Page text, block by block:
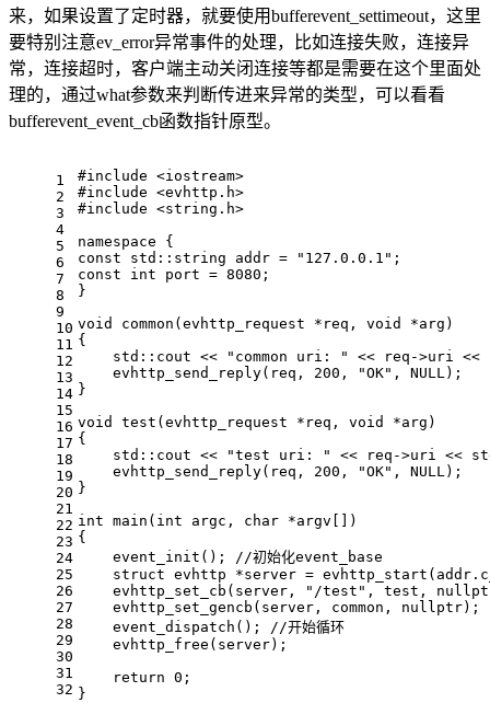
来，如果设置了定时器，就要使用bufferevent_settimeout，这里
要特别注意ev_error异常事件的处理，比如连接失败，连接异
常，连接超时，客户端主动关闭连接等都是需要在这个里面处
理的，通过what参数来判断传进来异常的类型，可以看看
bufferevent_event_cb函数指针原型。
1
2
3
4
5
6
7
8
9
10
11
12
13
14
15
16
17
18
19
20
21
22
23
24
25
26
27
28
29
30
31
32
#include <iostream>
#include <evhttp.h>
#include <string.h>
namespace {
const std::string addr = "127.0.0.1" ;
const
int port = 8080 ;
}
void
common (evhttp_request *req, void
*arg)
{
    std::cout <<
"common uri: "
<< req->uri
evhttp_send_reply(req, 200 , "OK" , NULL );
}
void
test (evhttp_request *req, void
*arg)
{
    std::cout <<
"test uri: "
<< req->uri <<
evhttp_send_reply(req, 200 , "OK" , NULL );
}
int main ( int argc, char *argv[])
{
event_init ();
//初始化event_base
struct evhttp *server = evhttp_start (addr.
evhttp_set_cb (server, "/test" , test,
evhttp_set_gencb (server, common, nullptr);
event_dispatch ();
//开始循环
evhttp_free (server);
return 0 ;
}